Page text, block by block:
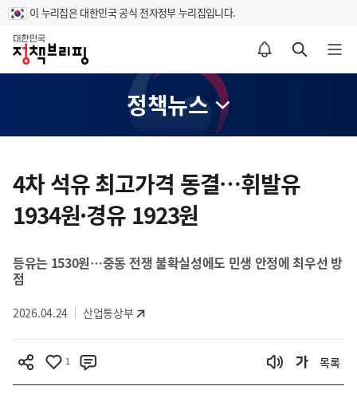
이 누리집은 대한민국 공식 전자정부 누리집입니다.
홈
알림설정 바로가기 검색 바로가기 메뉴 열기
정책뉴스
츠
영
4차 석유 최고가격 동결…휘발유
1934원·경유 1923원
등유는 1530원…중동 전쟁 불확실성에도 민생 안정에 최우선 방
점
2026.04.24 산업통상부
1 목록